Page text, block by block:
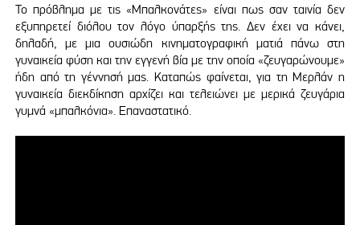
Το πρόβλημα με τις «Μπαλκονάτες» είναι πως σαν ταινία δεν
εξυπηρετεί διόλου τον λόγο ύπαρξής της. Δεν έχει να κάνει,
δηλαδή, με μια ουσιώδη κινηματογραφική ματιά πάνω στη
γυναικεία φύση και την εγγενή βία με την οποία «ζευγαρώνουμε»
ήδη από τη γέννησή μας. Καταπώς φαίνεται, για τη Μερλάν η
γυναικεία διεκδίκηση αρχίζει και τελειώνει με μερικά ζευγάρια
γυμνά «μπαλκόνια». Επαναστατικό.